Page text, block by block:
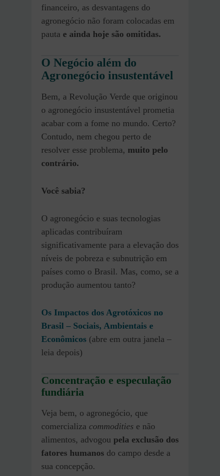
financeiro, as desvantagens do
agronegócio não foram colocadas em
pauta e ainda hoje são omitidas.
O Negócio além do
Agronegócio insustentável
Bem, a Revolução Verde que originou
o agronegócio insustentável prometia
acabar com a fome no mundo. Certo?
Contudo, nem chegou perto de
resolver esse problema, muito pelo
contrário.
Você sabia?
O agronegócio e suas tecnologias
aplicadas contribuíram
significativamente para a elevação dos
níveis de pobreza e subnutrição em
países como o Brasil. Mas, como, se a
produção aumentou tanto?
Os Impactos dos Agrotóxicos no
Brasil – Sociais, Ambientais e
Econômicos (abre em outra janela –
leia depois)
Concentração e especulação
fundiária
Veja bem, o agronegócio, que
comercializa commodities e não
alimentos, advogou pela exclusão dos
fatores humanos do campo desde a
sua concepção.